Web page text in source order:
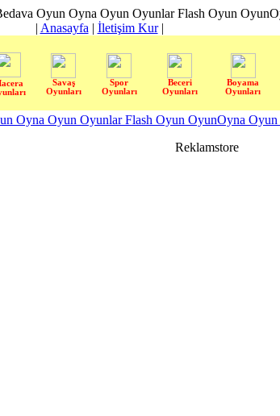
Oyun Oyna Oyun Oyunlar Flash Oyun
| Anasayfa | İletişim Kur|
Savaş
Oyunları
Spor
Oyunları
Beceri
Oyunları
Boyama
Oyunları
Oyna Oyun Oyunlar Flash Oyun OyunOyna Oyun
Reklamstore